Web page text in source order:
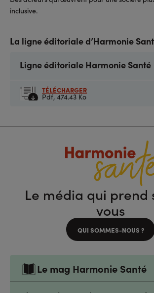
inclusive.
La ligne éditoriale d’Harmonie
Ligne éditoriale Harmonie Santé
TÉLÉCHARGER
Pdf, 474.43 Ko
Le média qui prend
vous
QUI SOMMES-NOUS ?
Le mag Harmonie Santé